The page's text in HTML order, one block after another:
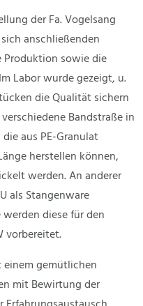
der Fa. Vogelsang
anschließenden
Produktion sowie die
Labor wurde gezeigt, u.
die Qualität sichern
Bandstraße in
aus PE-Granulat
herstellen können,
werden. An anderer
als Stangenware
diese für den
vorbereitet.
einem gemütlichen
mit Bewirtung der